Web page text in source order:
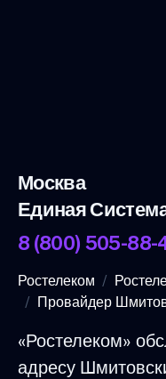
Москва
Единая
8 (800) 505-88-
Ростелеком
Провайдер
«Ростелеком»
адресу